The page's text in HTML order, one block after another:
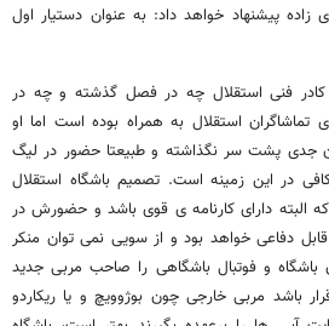
زاده پیشنهاد خواهد داد: به عنوان دستیار اول
کادر فنی استقلال چه در فصل گذشته و چه در
تماشاگران استقلال به همراه بوده است اما او
جدی پشت سر نگذاشته و طبیعتا حضور در لیگ
در این زمینه است. تصمیم باشگاه استقلال
البته دارای کارنامه ی قوی باشد و حضورش در
قابل دفاعی خواهد بود و از سویی نمی توان منکر
و فوتبال باشگاهی را صاحب مربی جدید
باشد مربی خارجی چون بوژوویچ و یا ریکاردو